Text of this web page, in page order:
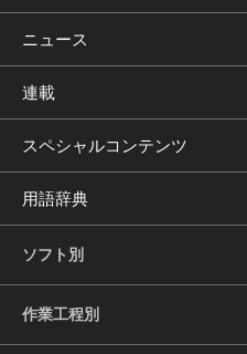
ニュース
連載
スペシャルコンテンツ
用語辞典
ソフト別
作業工程別